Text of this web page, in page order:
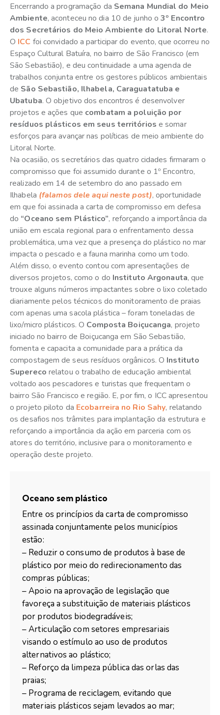
Encerrando a programação da Semana Mundial do Meio
Ambiente, aconteceu no dia 10 de junho o3º Encontro
dos Secretários do Meio Ambiente do Litoral Norte.
O ICC foi convidado a participar do evento, que ocorreu no
Espaço Cultural Batuíra, no bairro de São Francisco (em
São Sebastião), e deu continuidade a uma agenda de
trabalhos conjunta entre os gestores públicos ambientais
de São Sebastião, Ilhabela, Caraguatatuba e
Ubatuba. O objetivo dos encontros é desenvolver
projetos e ações que combatam a poluição por
resíduos plásticos em seus territórios e somar
esforços para avançar nas políticas de meio ambiente do
Litoral Norte.
Na ocasião, os secretários das quatro cidades firmaram o
compromisso que foi assumido durante o 1º Encontro,
realizado em 14 de setembro do ano passado em
Ilhabela (falamos dele aqui neste post), oportunidade
em que foi assinada a carta de compromisso em defesa
do “Oceano sem Plástico”, reforçando a importância da
união em escala regional para o enfrentamento dessa
problemática, uma vez que a presença do plástico no mar
impacta o pescado e a fauna marinha como um todo.
Além disso, o evento contou com apresentações de
diversos projetos, como o do Instituto Argonauta, que
trouxe alguns números impactantes sobre o lixo coletado
diariamente pelos técnicos do monitoramento de praias
com apenas uma sacola plástica – foram toneladas de
lixo/micro plásticos. O Composta Boiçucanga, projeto
iniciado no bairro de Boiçucanga em São Sebastião,
fomenta e capacita a comunidade para a prática da
compostagem de seus resíduos orgânicos. O Instituto
Supereco relatou o trabalho de educação ambiental
voltado aos pescadores e turistas que frequentam o
bairro São Francisco e região. E, por fim, o ICC apresentou
o projeto piloto da Ecobarreira no Rio Sahy, relatando
os desafios nos trâmites para implantação da estrutura e
reforçando a importância da ação em parceria com os
atores do território, inclusive para o monitoramento e
operação deste projeto.
Oceano sem plástico
Entre os princípios da carta de compromisso
assinada conjuntamente pelos municípios
estão:
– Reduzir o consumo de produtos à base de
plástico por meio do redirecionamento das
compras públicas;
– Apoio na aprovação de legislação que
favoreça a substituição de materiais plásticos
por produtos biodegradáveis;
– Articulação com setores empresariais
visando o estímulo ao uso de produtos
alternativos ao plástico;
– Reforço da limpeza pública das orlas das
praias;
– Programa de reciclagem, evitando que
materiais plásticos sejam levados ao mar;